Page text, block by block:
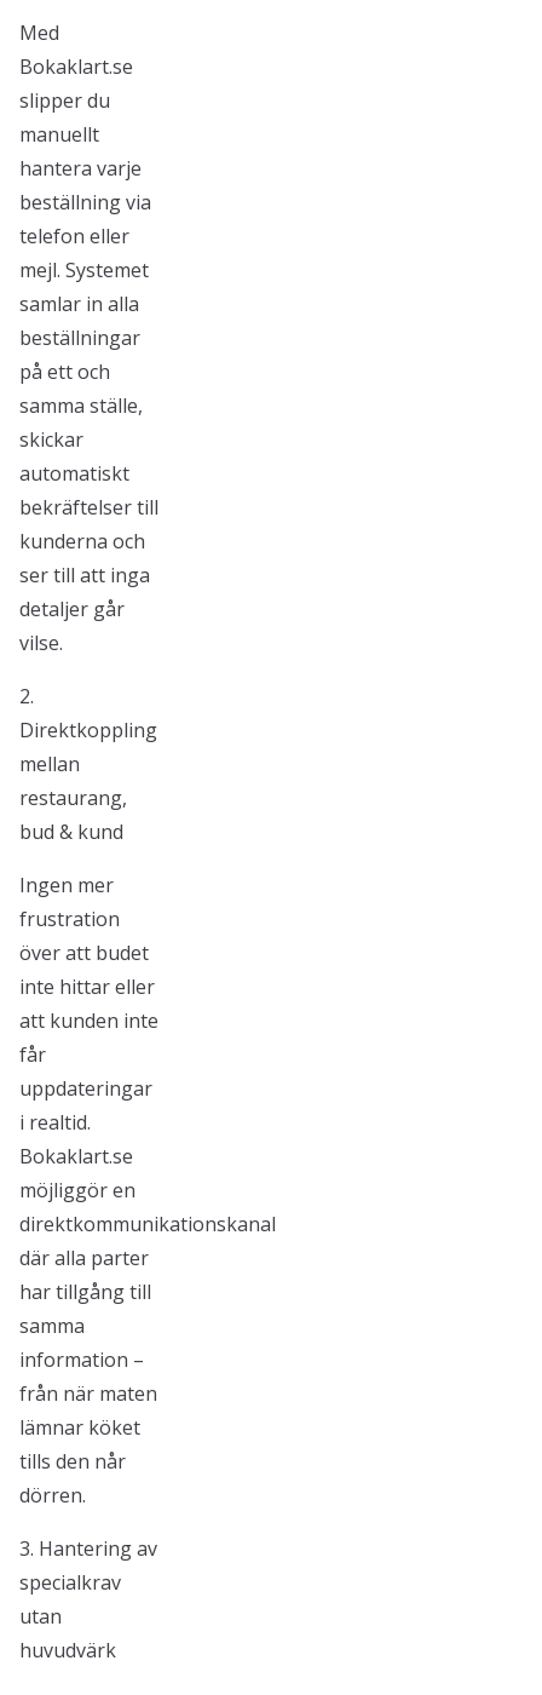
Med
Bokaklart.se
slipper du
manuellt
hantera varje
beställning via
telefon eller
mejl. Systemet
samlar in alla
beställningar
på ett och
samma ställe,
skickar
automatiskt
bekräftelser till
kunderna och
ser till att inga
detaljer går
vilse.
2.
Direktkoppling
mellan
restaurang,
bud & kund
Ingen mer
frustration
över att budet
inte hittar eller
att kunden inte
får
uppdateringar
i realtid.
Bokaklart.se
möjliggör en
direktkommunikationskanal
där alla parter
har tillgång till
samma
information –
från när maten
lämnar köket
tills den når
dörren.
3. Hantering av
specialkrav
utan
huvudvärk